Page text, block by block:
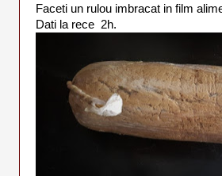
Faceti un rulou imbracat in film
Dati la rece 2h.